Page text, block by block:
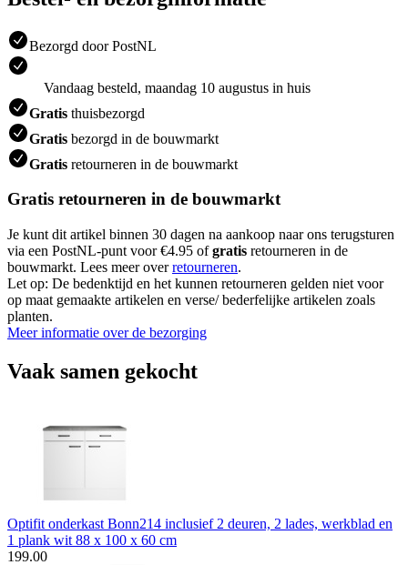
Bezorgd door PostNL
Vandaag besteld, maandag 10 augustus in huis
Gratis thuisbezorgd
Gratis bezorgd in de bouwmarkt
Gratis retourneren in de bouwmarkt
Gratis retourneren in de bouwmarkt
Je kunt dit artikel binnen 30 dagen na aankoop naar ons terugsturen
via een PostNL-punt voor €4.95 ofgratis retourneren in de
bouwmarkt. Lees meer overretourneren.
Let op: De bedenktijd en het kunnen retourneren gelden niet voor
op maat gemaakte artikelen en verse/ bederfelijke artikelen zoals
planten.
Meer informatie over de bezorging
Vaak samen gekocht
Optifit onderkast Bonn214 inclusief 2 deuren, 2 lades, werkblad en
1 plank wit 88 x 100 x 60 cm
199.00